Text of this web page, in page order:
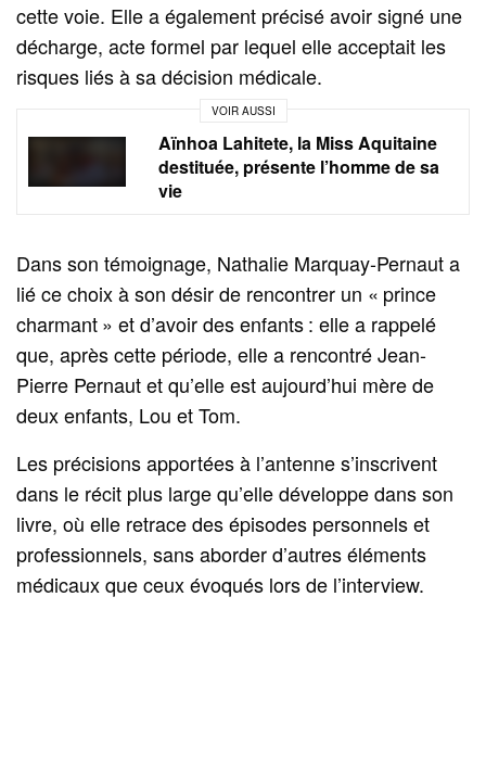
cette voie. Elle a également précisé avoir signé une
décharge, acte formel par lequel elle acceptait les
risques liés à sa décision médicale.
VOIR AUSSI
Aïnhoa Lahitete, la Miss Aquitaine
destituée, présente l’homme de sa
vie
Dans son témoignage, Nathalie Marquay-Pernaut a
lié ce choix à son désir de rencontrer un « prince
charmant » et d’avoir des enfants : elle a rappelé
que, après cette période, elle a rencontré Jean-
Pierre Pernaut et qu’elle est aujourd’hui mère de
deux enfants, Lou et Tom.
Les précisions apportées à l’antenne s’inscrivent
dans le récit plus large qu’elle développe dans son
livre, où elle retrace des épisodes personnels et
professionnels, sans aborder d’autres éléments
médicaux que ceux évoqués lors de l’interview.